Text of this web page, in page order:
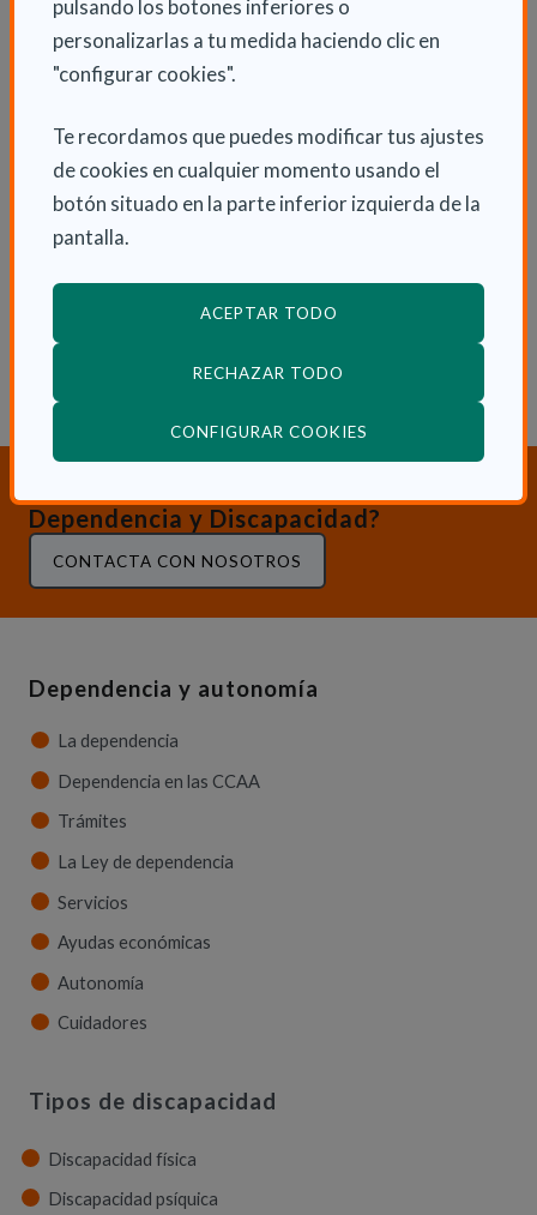
pulsando los botones inferiores o
personalizarlas a tu medida haciendo clic en
"configurar cookies".
Te recordamos que puedes modificar tus ajustes
de cookies en cualquier momento usando el
botón situado en la parte inferior izquierda de la
pantalla.
ACEPTAR TODO
RECHAZAR TODO
CONFIGURAR COOKIES
gestión, permite establecer comparativas entre
entidades y exigir resultados en las personas para
INFORMACIÓN ADICIONAL
Mié 6 Mayo 2015
Dependencia y Discapacidad?
CONTACTA CON NOSOTROS
Dependencia y autonomía
La dependencia
Dependencia en las CCAA
Trámites
La Ley de dependencia
Servicios
Ayudas económicas
Autonomía
Cuidadores
Tipos de discapacidad
Discapacidad física
Discapacidad psíquica